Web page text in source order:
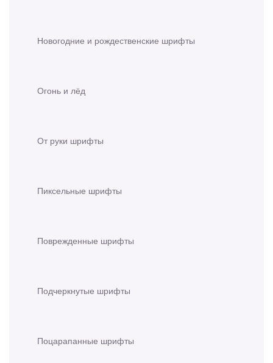
Новогодние и рождественские шрифты
Огонь и лёд
От руки шрифты
Пиксельные шрифты
Поврежденные шрифты
Подчеркнутые шрифты
Поцарапанные шрифты